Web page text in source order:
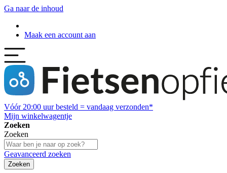
Ga naar de inhoud
Maak een account aan
Vóór 20:00 uur besteld = vandaag verzonden*
Mijn winkelwagentje
Zoeken
Zoeken
Geavanceerd zoeken
Zoeken